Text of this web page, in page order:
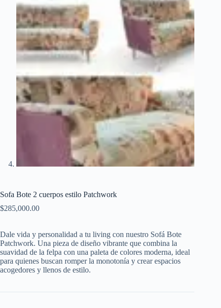
Sofa Bote 2 cuerpos estilo Patchwork
$285,000.00
Dale vida y personalidad a tu living con nuestro Sofá Bote
Patchwork. Una pieza de diseño vibrante que combina la
suavidad de la felpa con una paleta de colores moderna, ideal
para quienes buscan romper la monotonía y crear espacios
acogedores y llenos de estilo.